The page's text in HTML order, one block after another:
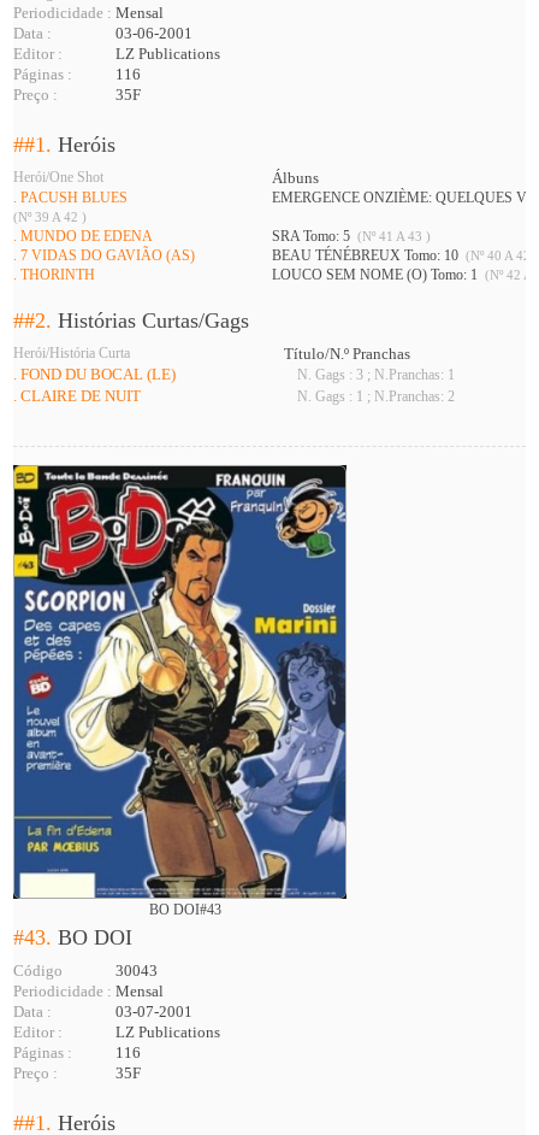
Periodicidade : Mensal
Data :
03-06-2001
Editor :
LZ Publications
Páginas :
116
Preço :
35F
##1.Heróis
Herói/One Shot Álbuns
. PACUSH BLUES EMERGENCE ONZIÈME: QUELQUES
(Nº 39 A 42 )
. MUNDO DE EDENA SRA Tomo: 5 (Nº 41 A 43 )
. 7 VIDAS DO GAVIÃO (AS) BEAU TÉNÉBREUX Tomo: 10 (Nº 40 A 42 )
. THORINTH LOUCO SEM NOME (O) Tomo: 1 (Nº 42 A
##2.Histórias Curtas/Gags
Herói/História Curta
Título/N.º Pranchas
. FOND DU BOCAL (LE)
N. Gags : 3 ; N.Pranchas: 1
. CLAIRE DE NUIT N. Gags : 1 ; N.Pranchas: 2
BO DOI#43
#43.BO DOI
Código
30043
Periodicidade : Mensal
Data :
03-07-2001
Editor :
LZ Publications
Páginas :
116
Preço :
35F
##1.Heróis